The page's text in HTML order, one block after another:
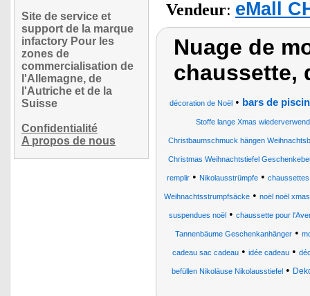
Site de service et
support de la marque
infactory Pour les
zones de
commercialisation de
l'Allemagne, de
l'Autriche et de la
Suisse
Confidentialité
A propos de nous
Vendeur: eMall
Nuage de
chaussette,
décoration de Noël• bars de
Stoffe lange Xmas
Christbaumschmuck hängen
Christmas Weihnachtstiefel
remplir• Nikolausstrümpfe•
Weihnachtsstrumpfsäcke• noël noël
suspendues noël• chaussette pour
Tannenbäume Geschenkanhänger •
cadeau sac cadeau • idée cadeau •
befüllen Nikoläuse Nikolausstiefel•